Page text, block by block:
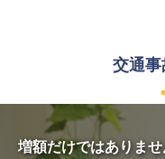
交通事
増額だけではありませ